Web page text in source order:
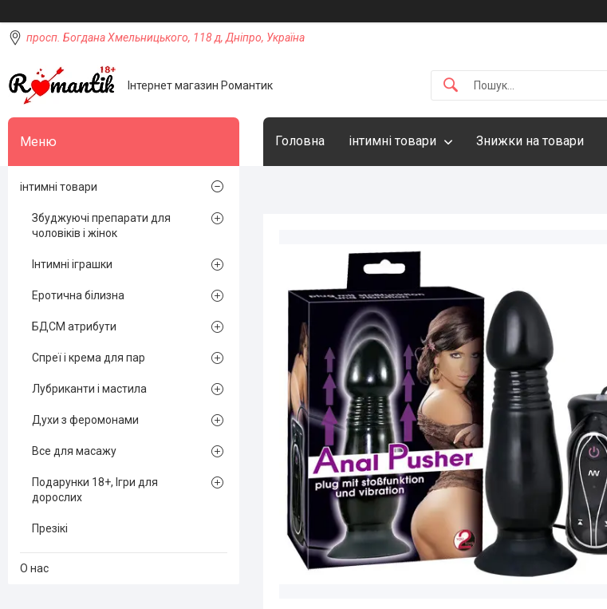
просп. Богдана Хмельницького, 118 д, Дніпро, Україна
Інтернет магазин Романтик
Головна інтимні товари Знижки на товари
інтимні товари
Збуджуючі препарати для
чоловіків і жінок
Інтимні іграшки
Еротична білизна
БДСМ атрибути
Спреї і крема для пар
Лубриканти і мастила
Духи з феромонами
Все для масажу
Подарунки 18+, Ігри для
дорослих
Презікі
О нас